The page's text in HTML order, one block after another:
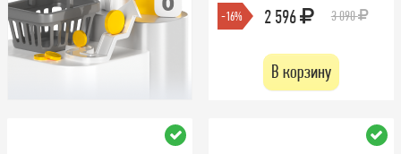
-16% 2 596 3 090
В корзину